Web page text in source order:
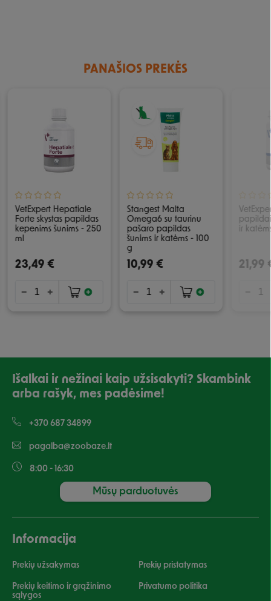
PANAŠIOS PREKĖS
VetExpert Hepatiale
Forte skystas papildas
kepenims šunims - 250
ml
23,49 €
Stangest Malta
Omega6 su taurinu
pašaro papildas
šunims ir katėms - 100
g
10,99 €
papildai
ir
21,99
Išalkai ir nežinai kaip užsisakyti? Skambink
arba rašyk, mes padėsime!
+370 687 34899
pagalba@zoobaze.lt
8:00 - 16:30
Mūsų parduotuvės
Informacija
Prekių užsakymas Prekių pristatymas
Prekių keitimo ir grąžinimo
sąlygos
Privatumo politika